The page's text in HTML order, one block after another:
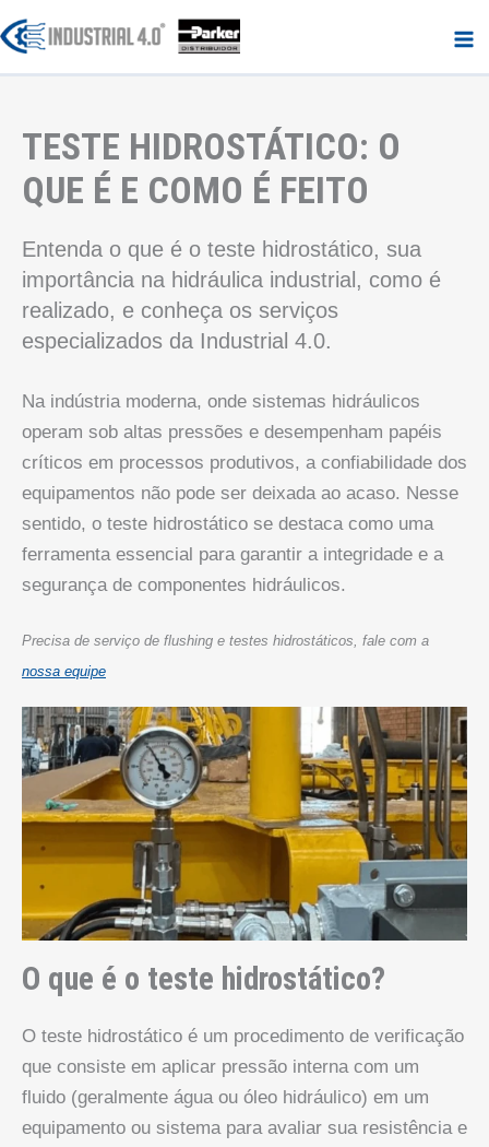
para
o
TESTE HIDROSTÁTICO: O
QUE É E COMO É FEITO
Entenda o que é o teste hidrostático, sua
importância na hidráulica industrial, como é
realizado, e conheça os serviços
especializados da Industrial 4.0.
Na indústria moderna, onde sistemas hidráulicos
operam sob altas pressões e desempenham papéis
críticos em processos produtivos, a confiabilidade dos
equipamentos não pode ser deixada ao acaso. Nesse
sentido, o teste hidrostático se destaca como uma
ferramenta essencial para garantir a integridade e a
segurança de componentes hidráulicos.
Precisa de serviço de flushing e testes hidrostáticos, fale com a
nossa equipe
O que é o teste hidrostático?
O teste hidrostático é um procedimento de verificação
que consiste em aplicar pressão interna com um
fluido (geralmente água ou óleo hidráulico) em um
equipamento ou sistema para avaliar sua resistência e